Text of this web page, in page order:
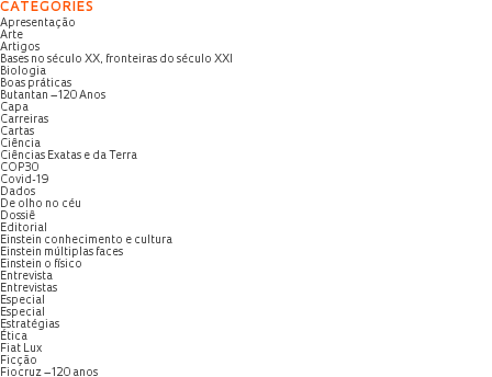
CATEGORIES
Apresentação
Arte
Artigos
Bases no século XX, fronteiras do século XXI
Biologia
Boas práticas
Butantan – 120 Anos
Capa
Carreiras
Cartas
Ciência
Ciências Exatas e da Terra
COP30
Covid-19
Dados
De olho no céu
Dossiê
Editorial
Einstein conhecimento e cultura
Einstein múltiplas faces
Einstein o físico
Entrevista
Entrevistas
Especial
Especial
Estratégias
Ética
Fiat Lux
Ficção
Fiocruz – 120 anos